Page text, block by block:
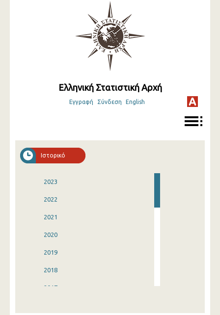
Ελληνική Στατιστική Αρχή
Εγγραφή Σύνδεση English
Ιστορικό
2023
2022
2021
2020
2019
2018
2017